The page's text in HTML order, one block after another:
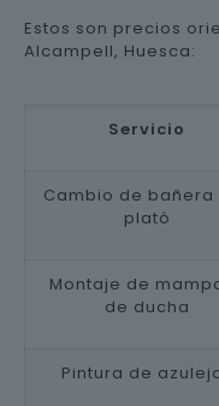
Estos son precios
Alcampell, Huesca:
Servicio
Cambio de bañera
plató
Montaje de
de ducha
Pintura de